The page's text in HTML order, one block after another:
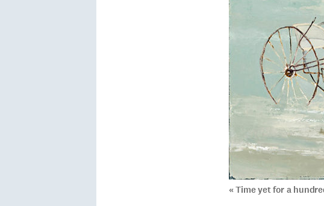
« Time yet for a